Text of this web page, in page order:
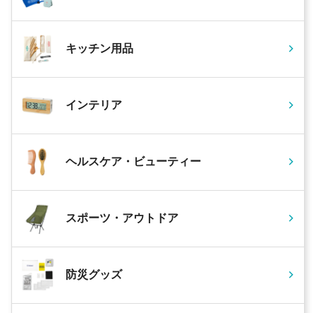
キッチン用品
インテリア
ヘルスケア・ビューティー
スポーツ・アウトドア
防災グッズ